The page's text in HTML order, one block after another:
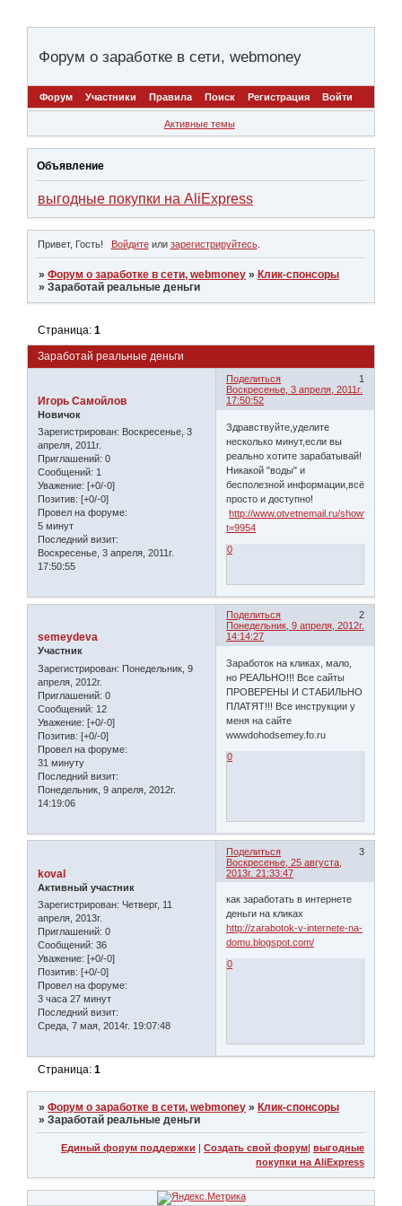
Форум о заработке в сети, webmoney
Форум Участники Правила Поиск Регистрация Войти
Активные темы
Объявление
выгодные покупки на AliExpress
Привет, Гость! Войдитеили зарегистрируйтесь.
»Форум о заработке в сети, webmoney » Клик-спонсоры
»Заработай реальные деньги
Заработай реальные деньги
Страница:1
Поделиться
1
Воскресенье, 3 апреля, 2011г.
17:50:52
Игорь Самойлов
Новичок
Зарегистрирован: Воскресенье, 3
апреля, 2011г.
Приглашений: 0
Сообщений: 1
Уважение: [+0/-0]
Позитив: [+0/-0]
Провел на форуме:
5 минут
Последний визит:
Воскресенье, 3 апреля, 2011г.
17:50:55
Здравствуйте,уделите
несколько минут,если вы
реально хотите зарабатывай!
Никакой "воды" и
бесполезной информации,всё
просто и доступно!
http://www.otvetnemail.ru/
t=9954
0
Поделиться
2
Понедельник, 9 апреля, 2012г.
14:14:27
semeydeva
Участник
Зарегистрирован: Понедельник, 9
апреля, 2012г.
Приглашений: 0
Сообщений: 12
Уважение: [+0/-0]
Позитив: [+0/-0]
Провел на форуме:
31 минуту
Последний визит:
Понедельник, 9 апреля, 2012г.
14:19:06
Заработок на кликах, мало,
но РЕАЛЬНО!!! Все сайты
ПРОВЕРЕНЫ И СТАБИЛЬНО
ПЛАТЯТ!!! Все инструкции у
меня на сайте
wwwdohodsemey.fo.ru
0
Поделиться
3
Воскресенье, 25 августа,
2013г. 21:33:47
koval
Активный участник
Зарегистрирован: Четверг, 11
апреля, 2013г.
Приглашений: 0
Сообщений: 36
Уважение: [+0/-0]
Позитив: [+0/-0]
Провел на форуме:
3 часа 27 минут
Последний визит:
Среда, 7 мая, 2014г. 19:07:48
как заработать в интернете
деньги на кликах
http://zarabotok-v-internete-na-
domu.blogspot.com/
0
Страница:1
»Форум о заработке в сети, webmoney »Клик-спонсоры
»Заработай реальные деньги
Единый форум поддержки | Создать свой форум| выгодные
покупки на AliExpress